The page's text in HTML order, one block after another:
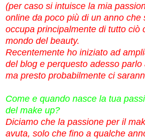
(per caso si intuisce la mia
online da poco più di un anno che
occupa principalmente di tutto ciò
mondo del beauty.
Recentemente ho iniziato ad
del blog e perquesto adesso parlo
ma presto probabilmente ci
Come e quando nasce la tua
del make up?
Diciamo che la passione per il
avuta, solo che fino a qualche